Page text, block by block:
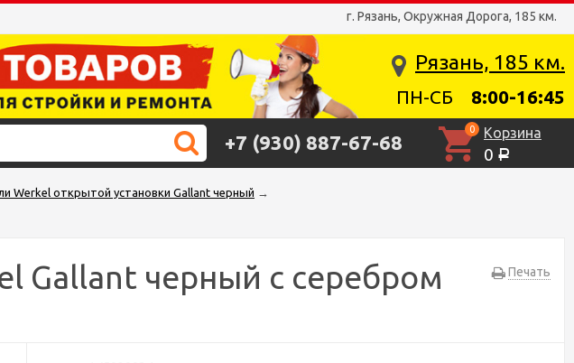
г. Рязань, Окружная Дорога, 185 км.
Рязань, 185 км.
ПН-СБ 8:00-16:45
+7 (930) 887-67-68
0 Корзина
0 Р
Werkel открытой установки Gallant черный →
Печать
Gallant черный с серебром